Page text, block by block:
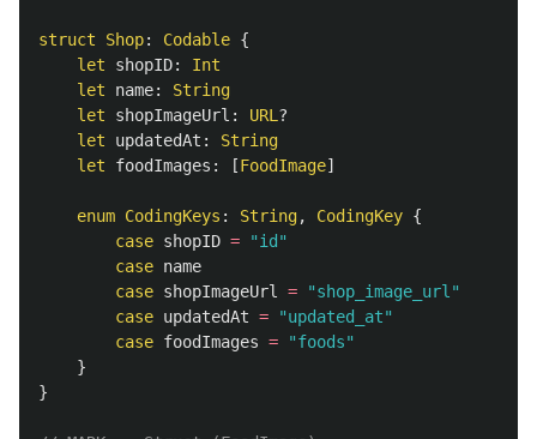
struct Shop: Codable {
let
shopID:
Int
let
name:
String
let
shopImageUrl : URL ?
let
updatedAt :
String
let
foodImages : [FoodImage]
enum CodingKeys : String, CodingKey {
case shopID =
"id"
case name
case shopImageUrl =
"shop_image_url"
case updatedAt =
"updated_at"
case foodImages =
"foods"
}
}